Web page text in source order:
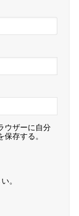
ウザーに自分
存する。
。